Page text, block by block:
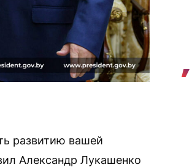
развитию вашей
Александр Лукашенко